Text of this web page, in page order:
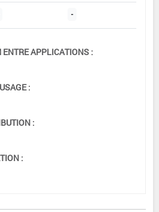
-
APPLICATIONS :
:
:
: